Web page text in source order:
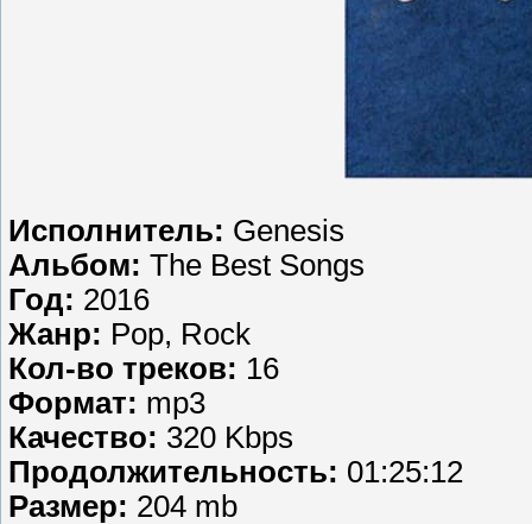
Исполнитель: Genesis
Альбом: The Best Songs
Год: 2016
Жанр: Pop, Rock
Кол-во треков: 16
Формат: mp3
Качество: 320 Kbps
Продолжительность: 01:25:12
Размер: 204 mb